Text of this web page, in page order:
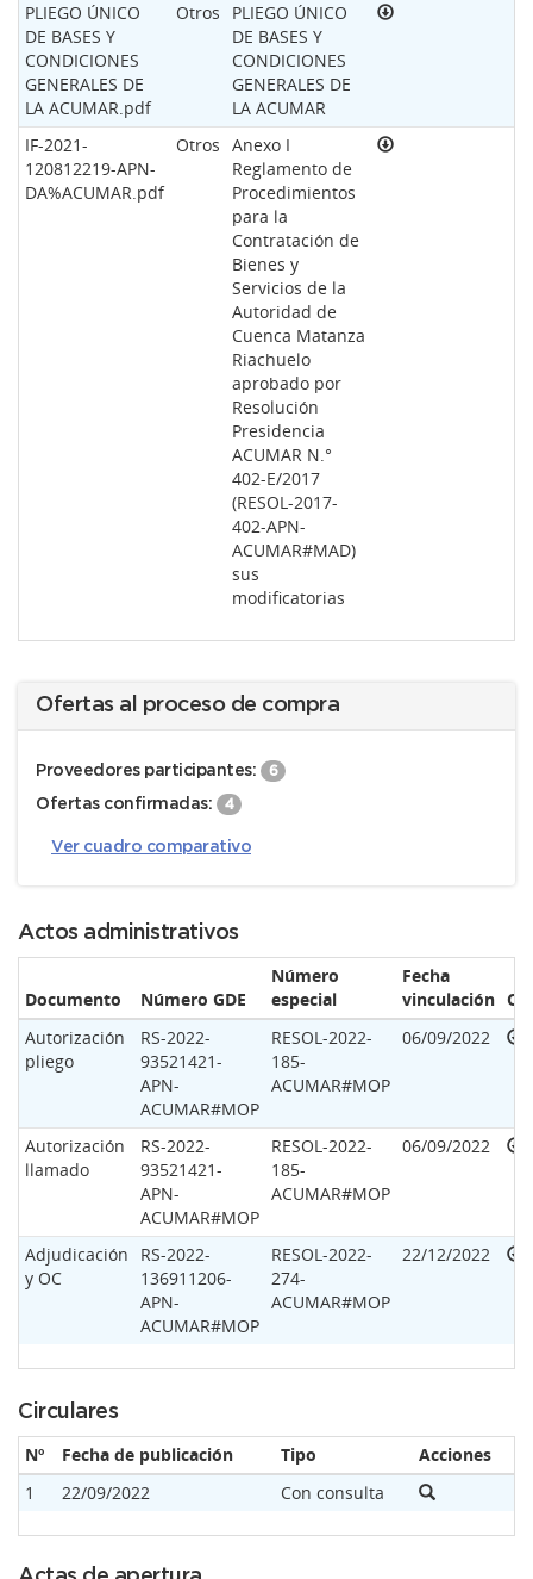
PLIEGO ÚNICO
DE BASES Y
CONDICIONES
GENERALES DE
LA ACUMAR.pdf
Otros
PLIEGO ÚNICO
DE BASES Y
CONDICIONES
GENERALES DE
LA ACUMAR
IF-2021-
120812219-APN-
DA%ACUMAR.pdf
Otros Anexo I
Reglamento de
Procedimientos
para la
Contratación de
Bienes y
Servicios de la
Autoridad de
Cuenca Matanza
Riachuelo
aprobado por
Resolución
Presidencia
ACUMAR N.°
402-E/2017
(RESOL-2017-
402-APN-
ACUMAR#MAD)
sus
modificatorias
Ofertas al proceso de compra
Proveedores participantes: 6
Ofertas confirmadas: 4
Ver cuadro comparativo
Actos administrativos
Documento Número GDE
Número
especial
Fecha
vinculación
Autorización
pliego
RS-2022-
93521421-
APN-
ACUMAR#MOP
RESOL-2022-
185-
ACUMAR#MOP
06/09/2022
Autorización
llamado
RS-2022-
93521421-
APN-
ACUMAR#MOP
RESOL-2022-
185-
ACUMAR#MOP
06/09/2022
Adjudicación
y OC
RS-2022-
136911206-
APN-
ACUMAR#MOP
RESOL-2022-
274-
ACUMAR#MOP
22/12/2022
Circulares
Nº Fecha de publicación Tipo
Acciones
1
22/09/2022 Con consulta